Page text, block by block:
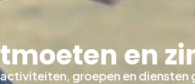
en
groepen en diensten